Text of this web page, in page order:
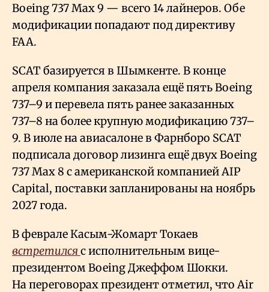
Boeing 737 Max 9 — всего 14 лайнеров. Обе
модификации попадают под директиву
FAA.
SCAT базируется в Шымкенте. В конце
апреля компания заказала ещё пять Boeing
737–9 и перевела пять ранее заказанных
737–8 на более крупную модификацию 737–
9. В июле на авиасалоне в Фарнборо SCAT
подписала договор лизинга ещё двух Boeing
737 Max 8 с американской компанией AIP
Capital, поставки запланированы на ноябрь
2027 года.
В феврале Касым-Жомарт Токаев
встретился с исполнительным вице-
президентом Boeing Джеффом Шокки.
На переговорах президент отметил, что Air